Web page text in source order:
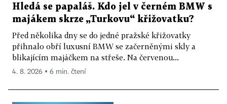
Hledá se papaláš. Kdo jel v černém BMW s
majákem skrze „Turkovu“ křižovatku?
Před několika dny se do jedné pražské křižovatky
přihnalo obří luxusní BMW se začerněnými skly a
blikajícím majáčkem na střeše. Na červenou...
4. 8. 2026 ▪ 6 min. čtení